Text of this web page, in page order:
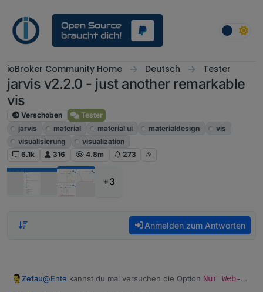
ioBroker Community Home Deutsch Tester
jarvis v2.2.0 - just another remarkable
vis
Verschoben
Tester
jarvis
material material ui materialdesign
vis
visualisierung
visualization
6.1k
316 4.8m 273
+3
Anmelden zum Antworten
Zefau@Ente kannst du mal versuchen die Option Nur Web-